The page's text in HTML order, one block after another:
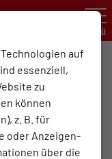
auf
essenziell,
zu
können
z. B. für
oder Anzeigen-
über die
Menü
in